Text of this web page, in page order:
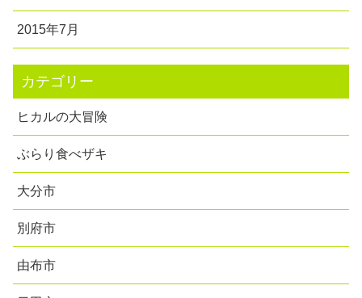
2015年7月
カテゴリー
ヒカルの大冒険
ぶらり食べザキ
大分市
別府市
由布市